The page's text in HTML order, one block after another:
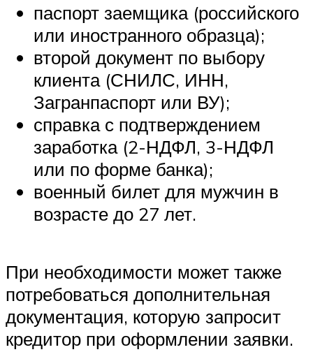
паспорт заемщика (российского
или иностранного образца);
второй документ по выбору
клиента (СНИЛС, ИНН,
Загранпаспорт или ВУ);
справка с подтверждением
заработка (2-НДФЛ, 3-НДФЛ
или по форме банка);
военный билет для мужчин в
возрасте до 27 лет.
При необходимости может также
потребоваться дополнительная
документация, которую запросит
кредитор при оформлении заявки.